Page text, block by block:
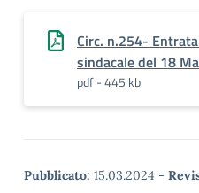
Circ. n.254-
sindacale del 18
pdf - 445 kb
Pubblicato: 15.03.2024 -